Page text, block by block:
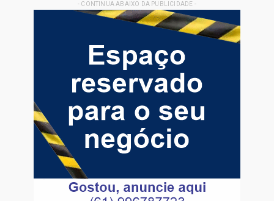
- CONTINUA ABAIXO DA PUBLICIDADE -